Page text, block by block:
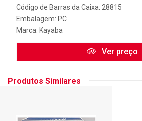
Código de Barras da Caixa: 28815
Embalagem: PC
Marca: Kayaba
Ver preço
Produtos Similares